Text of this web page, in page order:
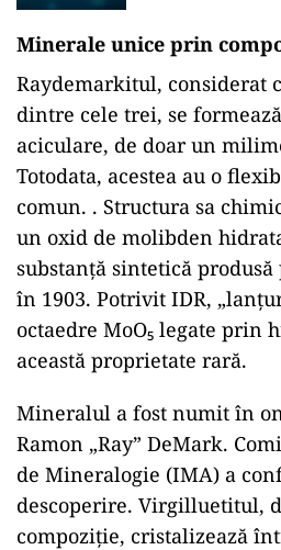
Minerale unice prin
Raydemarkitul, considerat
dintre cele trei, se
aciculare, de doar un
Totodata, acestea au o
comun. . Structura sa
un oxid de molibden
substanță sintetică
în 1903. Potrivit IDR,
octaedre MoO₅ legate prin
această proprietate rară.
Mineralul a fost numit în
Ramon „Ray” DeMark.
de Mineralogie (IMA) a
descoperire. Virgilluetitul,
compoziție, cristalizează